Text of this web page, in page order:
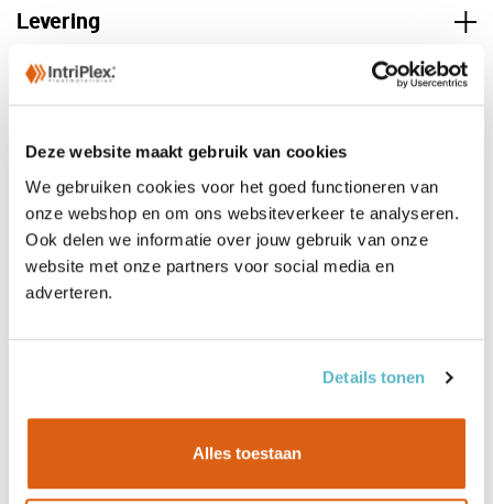
Deze website maakt gebruik van cookies
We gebruiken cookies voor het goed functioneren van
onze webshop en om ons websiteverkeer te analyseren.
Ook delen we informatie over jouw gebruik van onze
website met onze partners voor social media en
adverteren.
Details tonen
Alles toestaan
Levering